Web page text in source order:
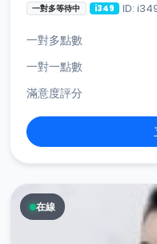
一對多等待中 i349 ID:
一對多點數
一對一點數
滿意度評分
在線